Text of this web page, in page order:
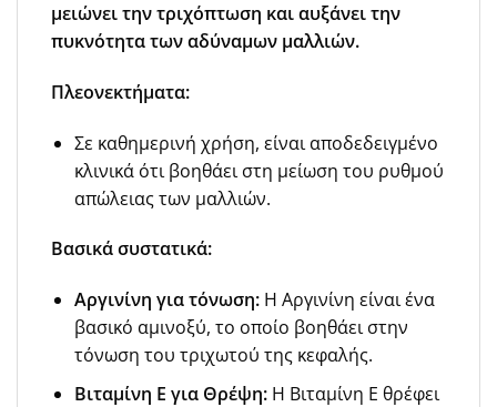
μειώνει την τριχόπτωση και αυξάνει την
πυκνότητα των αδύναμων μαλλιών.
Πλεονεκτήματα:
Σε καθημερινή χρήση, είναι αποδεδειγμένο
κλινικά ότι βοηθάει στη μείωση του ρυθμού
απώλειας των μαλλιών.
Βασικά συστατικά:
Αργινίνη για τόνωση:Η Αργινίνη είναι ένα
βασικό αμινοξύ, το οποίο βοηθάει στην
τόνωση του τριχωτού της κεφαλής.
Βιταμίνη Ε για Θρέψη:Η Βιταμίνη Ε θρέφει